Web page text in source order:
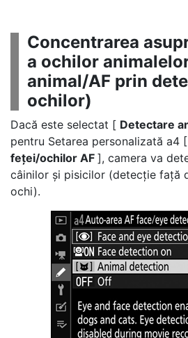
Concentrarea
a ochilor
animal/AF prin
ochilor)
Dacă este selectat [ Detectare
pentru Setarea personalizată a4 [
feței/ochilor AF ], camera va
câinilor și pisicilor (detecție față
ochi).